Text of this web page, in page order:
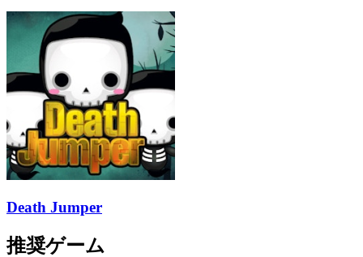
Death Jumper
推奨ゲーム